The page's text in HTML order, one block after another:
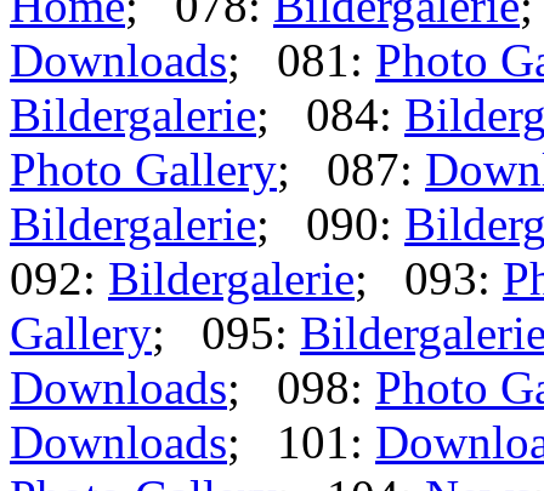
Home; 078: Bildergalerie
Downloads; 081: Photo
Bildergalerie; 084:
Photo Gallery; 087:
Bildergalerie; 090:
092: Bildergalerie; 093:
Gallery; 095:
Downloads; 098: Photo
Downloads; 101: